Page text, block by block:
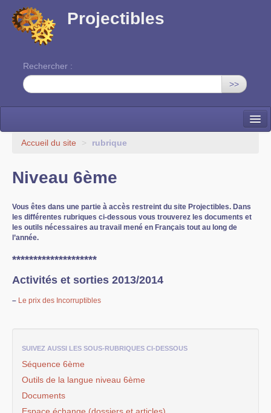
Projectibles
Rechercher :
>>
La ruche
EDITO
Accueil du site > rubrique
Niveau 6ème
Vous êtes dans une partie à accès restreint du site Projectibles. Dans
les différentes rubriques ci-dessous vous trouverez les documents et
les outils nécessaires au travail mené en Français tout au long de
l’année.
********************
Activités et sorties 2013/2014
– Le prix des Incorruptibles
SUIVEZ AUSSI LES SOUS-RUBRIQUES CI-DESSOUS
Séquence 6ème
Outils de la langue niveau 6ème
Documents